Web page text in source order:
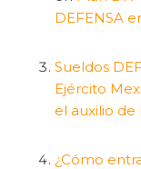
DEFENSA
Sueldos
Ejército
el auxilio de
¿Cómo